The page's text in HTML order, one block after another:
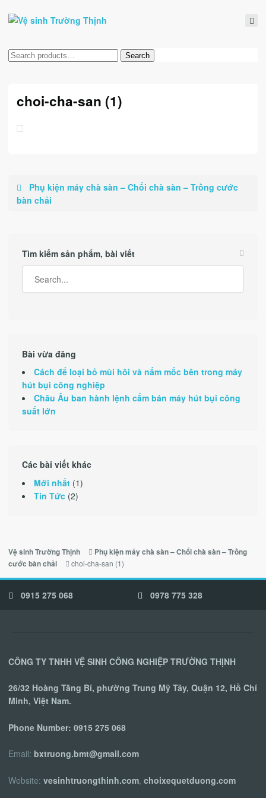
Tìm
Search
choi-cha-san (1)
Phụ kiện máy chà sàn – Chổi chà sàn – Trồng cước
bàn chải
Tìm kiếm sản phẩm, bài viết
Bài vừa đăng
Cách để loại bỏ mùi hôi và nấm mốc bên trong máy
hút bụi công nghiệp
Châu Âu ban hành lệnh cấm bán máy hút bụi công
suất lớn
Các bài viết khác
Mới nhất(1)
Tin Tức(2)
Vệ sinh Trường Thịnh
Phụ kiện máy chà sàn – Chổi chà sàn – Trồng
cước bàn chải
choi-cha-san (1)
0915 275 068 0978 775 328
CÔNG TY TNHH VỆ SINH CÔNG NGHIỆP TRƯỜNG THỊNH
26/32 Hoàng Tăng Bí, phường Trung Mỹ Tây, Quận 12, Hồ Chí
Minh, Việt Nam.
Phone Number: 0915 275 068
Email: bxtruong.bmt@gmail.com
Website: vesinhtruongthinh.com, choixequetduong.com